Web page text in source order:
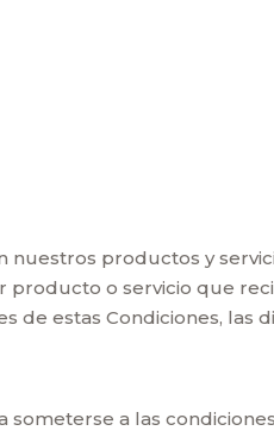
nuestros productos y
o servicio que
de estas Condiciones, las
a las